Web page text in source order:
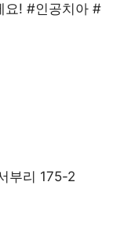
요! #인공치아 #
부리 175-2